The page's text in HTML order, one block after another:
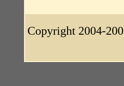
Copyright 2004-